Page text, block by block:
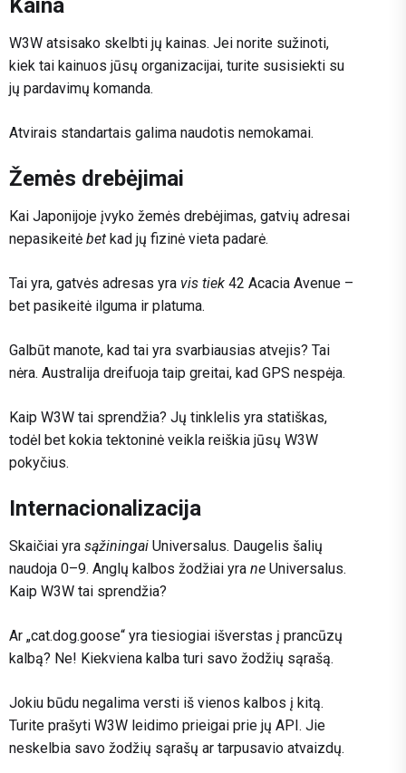
Kaina
W3W atsisako skelbti jų kainas. Jei norite sužinoti,
kiek tai kainuos jūsų organizacijai, turite susisiekti su
jų pardavimų komanda.
Atvirais standartais galima naudotis nemokamai.
Žemės drebėjimai
Kai Japonijoje įvyko žemės drebėjimas, gatvių adresai
nepasikeitė bet kad jų fizinė vieta padarė.
Tai yra, gatvės adresas yra vis tiek 42 Acacia Avenue –
bet pasikeitė ilguma ir platuma.
Galbūt manote, kad tai yra svarbiausias atvejis? Tai
nėra. Australija dreifuoja taip greitai, kad GPS nespėja.
Kaip W3W tai sprendžia? Jų tinklelis yra statiškas,
todėl bet kokia tektoninė veikla reiškia jūsų W3W
pokyčius.
Internacionalizacija
Skaičiai yra sąžiningai Universalus. Daugelis šalių
naudoja 0–9. Anglų kalbos žodžiai yra ne Universalus.
Kaip W3W tai sprendžia?
Ar „cat.dog.goose“ yra tiesiogiai išverstas į prancūzų
kalbą? Ne! Kiekviena kalba turi savo žodžių sąrašą.
Jokiu būdu negalima versti iš vienos kalbos į kitą.
Turite prašyti W3W leidimo prieigai prie jų API. Jie
neskelbia savo žodžių sąrašų ar tarpusavio atvaizdų.